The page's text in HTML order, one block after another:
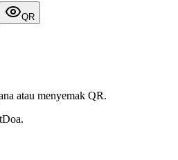
QR
atau menyemak QR.